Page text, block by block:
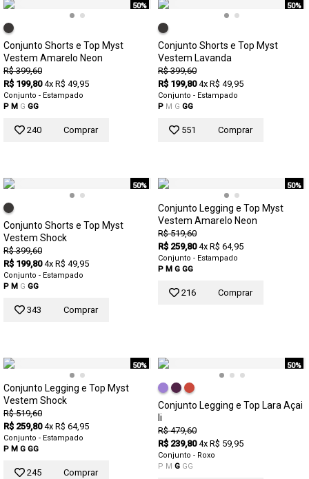
50%
Conjunto Shorts e Top Myst
Vestem Amarelo Neon
R$ 399,60
R$ 199,80 4x R$ 49,95
Conjunto - Estampado
P M G GG
240 Comprar
50%
Conjunto Shorts e Top Myst
Vestem Lavanda
R$ 399,60
R$ 199,80 4x R$ 49,95
Conjunto - Estampado
P M G GG
551 Comprar
50%
Conjunto Shorts e Top Myst
Vestem Shock
R$ 399,60
R$ 199,80 4x R$ 49,95
Conjunto - Estampado
P M G GG
343 Comprar
50%
Conjunto Legging e Top Myst
Vestem Amarelo Neon
R$ 519,60
R$ 259,80 4x R$ 64,95
Conjunto - Estampado
P M G GG
216 Comprar
50%
Conjunto Legging e Top Myst
Vestem Shock
R$ 519,60
R$ 259,80 4x R$ 64,95
Conjunto - Estampado
P M G GG
245 Comprar
50%
Conjunto Legging e Top Lara Açai
Ii
R$ 479,60
R$ 239,80 4x R$ 59,95
Conjunto - Roxo
P M G GG